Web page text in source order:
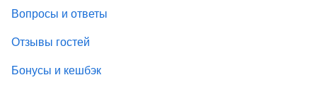
Вопросы и ответы
Отзывы гостей
Бонусы и кешбэк